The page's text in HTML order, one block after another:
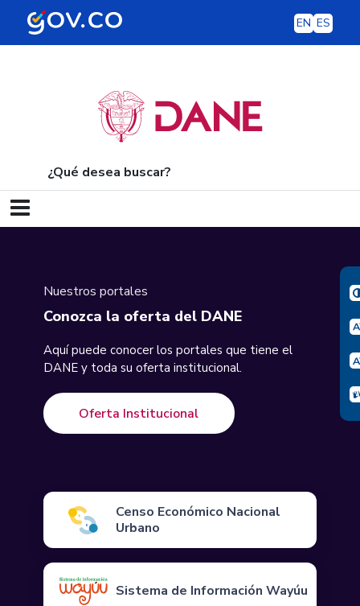
EN ES
¿Qué desea buscar?
Navegación principal
Nuestros portales
Conozca la oferta del DANE
Aquí puede conocer los portales que tiene el
DANE y toda su oferta institucional.
Oferta Institucional
Censo Económico Nacional
Urbano
Sistema de Información Wayúu